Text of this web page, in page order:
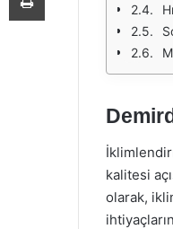
kalitesi
olarak,